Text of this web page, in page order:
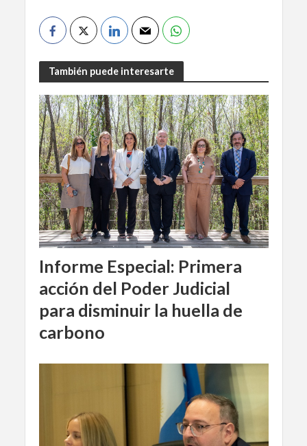
También puede interesarte
Informe Especial: Primera
acción del Poder Judicial
para disminuir la huella de
carbono